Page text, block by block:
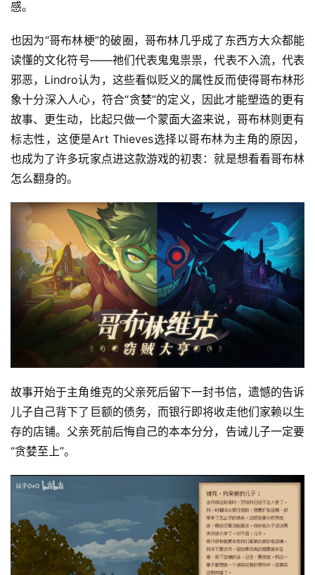
感。
也因为“哥布林梗”的破圈，哥布林几乎成了东西方大众都能
读懂的文化符号——祂们代表鬼鬼祟祟，代表不入流，代表
邪恶，Lindro认为，这些看似贬义的属性反而使得哥布林形
象十分深入人心，符合“贪婪”的定义，因此才能塑造的更有
故事、更生动，比起只做一个蒙面大盗来说，哥布林则更有
标志性，这便是Art Thieves选择以哥布林为主角的原因，
也成为了许多玩家点进这款游戏的初衷：就是想看看哥布林
怎么翻身的。
故事开始于主角维克的父亲死后留下一封书信，遗憾的告诉
儿子自己背下了巨额的债务，而银行即将收走他们家赖以生
存的店铺。父亲死前后悔自己的本本分分，告诫儿子一定要
“贪婪至上”。